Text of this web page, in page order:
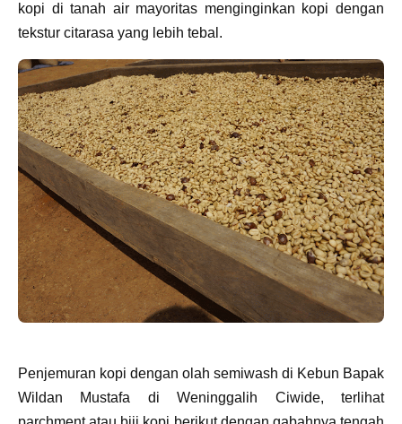
kopi di tanah air mayoritas menginginkan kopi dengan
tekstur citarasa yang lebih tebal.
Penjemuran kopi dengan olah semiwash di Kebun Bapak
Wildan Mustafa di Weninggalih Ciwide, terlihat